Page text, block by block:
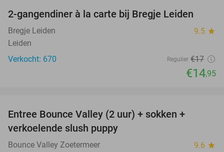
2-gangendiner à la carte bij Bregje Leiden
Bregje Leiden 9.5 star
Leiden
Verkocht: 670
Regulier €17
€14,95
Entree Bounce Valley (2 uur) + sokken +
verkoelende slush puppy
Bounce Valley Zoetermeer 9.6 star